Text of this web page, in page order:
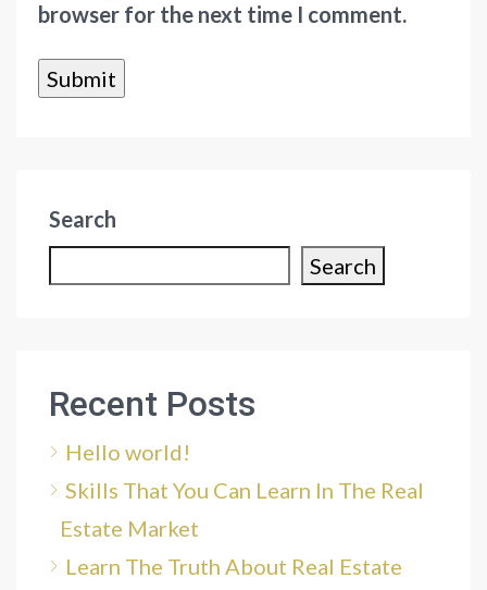
browser for the next time I comment.
Search
Search
Recent Posts
Hello world!
Skills That You Can Learn In The Real
Estate Market
Learn The Truth About Real Estate